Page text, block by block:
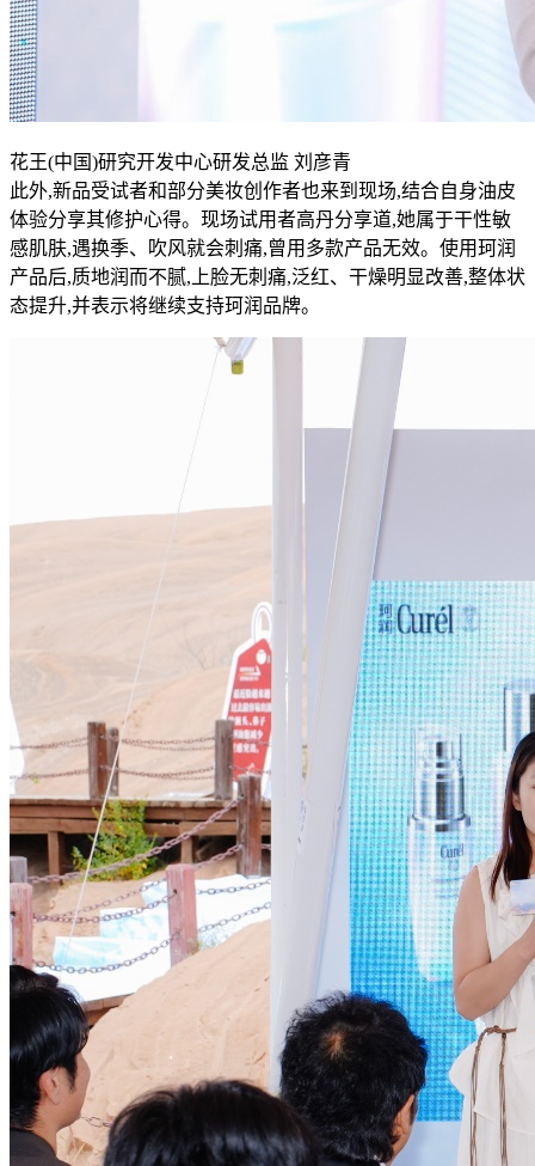
花王(中国)研究开发中心研发总监 刘彦青
此外,新品受试者和部分美妆创作者也来到现场,结合自身油皮
体验分享其修护心得。现场试用者高丹分享道,她属于干性敏
感肌肤,遇换季、吹风就会刺痛,曾用多款产品无效。使用珂润
产品后,质地润而不腻,上脸无刺痛,泛红、干燥明显改善,整体状
态提升,并表示将继续支持珂润品牌。